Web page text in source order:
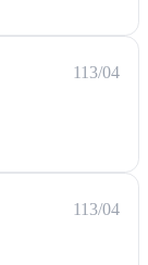
113/04
113/04